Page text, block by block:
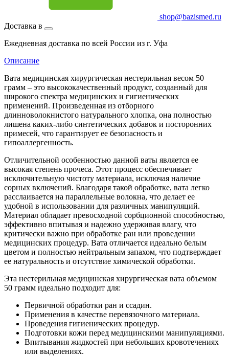
shop@bazismed.ru
Доставка в
Ежедневная доставка по всей России из г. Уфа
Описание
Вата медицинская хирургическая нестерильная весом 50
грамм – это высококачественный продукт, созданный для
широкого спектра медицинских и гигиенических
применений. Произведенная из отборного
длинноволокнистого натурального хлопка, она полностью
лишена каких-либо синтетических добавок и посторонних
примесей, что гарантирует ее безопасность и
гипоаллергенность.
Отличительной особенностью данной ваты является ее
высокая степень прочеса. Этот процесс обеспечивает
исключительную чистоту материала, исключая наличие
сорных включений. Благодаря такой обработке, вата легко
расслаивается на параллельные волокна, что делает ее
удобной в использовании для различных манипуляций.
Материал обладает превосходной сорбционной способностью,
эффективно впитывая и надежно удерживая влагу, что
критически важно при обработке ран или проведении
медицинских процедур. Вата отличается идеально белым
цветом и полностью нейтральным запахом, что подтверждает
ее натуральность и отсутствие химической обработки.
Эта нестерильная медицинская хирургическая вата объемом
50 грамм идеально подходит для:
Первичной обработки ран и ссадин.
Применения в качестве перевязочного материала.
Проведения гигиенических процедур.
Подготовки кожи перед медицинскими манипуляциями.
Впитывания жидкостей при небольших кровотечениях
или выделениях.